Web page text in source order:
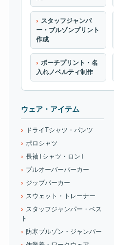
スタッフジャンパ
ー・ブルゾンプリント
作成
ポーチプリント・名
入れノベルティ制作
ウェア・アイテム
ドライTシャツ・パンツ
ポロシャツ
長袖Tシャツ・ロンT
プルオーバーパーカー
ジップパーカー
スウェット・トレーナー
スタッフジャンパー・ベス
ト
防寒ブルゾン・ジャンパー